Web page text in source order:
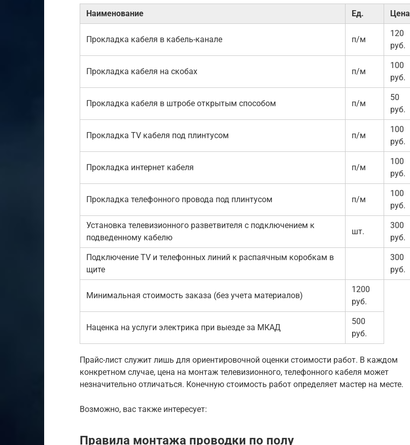
Наименование Ед. Цена
Прокладка кабеля в кабель-канале п/м
120
руб.
Прокладка кабеля на скобах п/м
100
руб.
Прокладка кабеля в штробе открытым способом п/м
50
руб.
Прокладка TV кабеля под плинтусом п/м
100
руб.
Прокладка интернет кабеля п/м
100
руб.
Прокладка телефонного провода под плинтусом п/м
100
руб.
Установка телевизионного разветвителя с подключением к
подведенному кабелю
шт.
300
руб.
Подключение TV и телефонных линий к распаячным коробкам в
щите
300
руб.
Минимальная стоимость заказа (без учета материалов)
1200
руб.
Наценка на услуги электрика при выезде за МКАД
500
руб.
Прайс-лист служит лишь для ориентировочной оценки стоимости работ. В каждом
конкретном случае, цена на монтаж телевизионного, телефонного кабеля может
незначительно отличаться. Конечную стоимость работ определяет мастер на месте.
Возможно, вас также интересует:
Правила монтажа проводки по полу